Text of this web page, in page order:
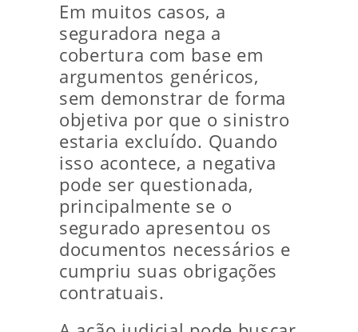
Em muitos casos, a
seguradora nega a
cobertura com base em
argumentos genéricos,
sem demonstrar de forma
objetiva por que o sinistro
estaria excluído. Quando
isso acontece, a negativa
pode ser questionada,
principalmente se o
segurado apresentou os
documentos necessários e
cumpriu suas obrigações
contratuais.